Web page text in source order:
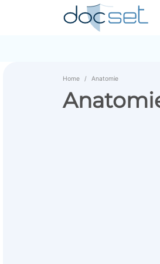
Home Anatomie